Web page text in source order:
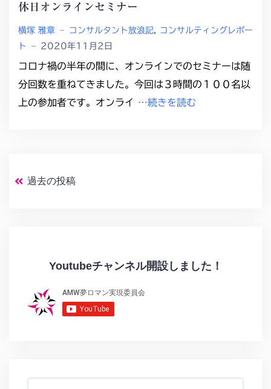
休日オンラインセミナー
横塚 雅章 – コンサルタント放浪記,
コンサルティングレポー
ト
– 2020年11月2日
コロナ禍の半年の間に、オンラインでのセミナーは随
分回数を重ねてきました。今回は３時間の１００名以
上の参加者です。オンライ …続きを読む
投
ョ
ン
過去の投稿
Youtubeチャンネル開設しました！